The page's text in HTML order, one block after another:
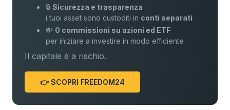
🔒Sicurezza e trasparenza
i tuoi asset sono custoditi in conti separati
💸 0 commissioni su azioni ed ETF
per iniziare a investire in modo efficiente
Il capitale è a rischio.
👉 SCOPRI FREEDOM24